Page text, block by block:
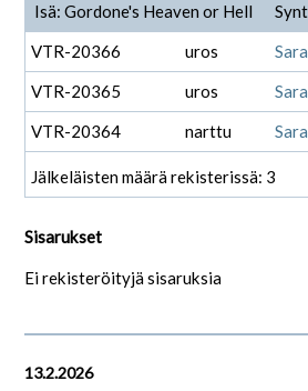
Isä: Gordone's Heaven or Hell
VTR-20366
uros
VTR-20365
uros
VTR-20364
narttu
Jälkeläisten määrä rekisterissä: 3
Sisarukset
Ei rekisteröityjä sisaruksia
13.2.2026